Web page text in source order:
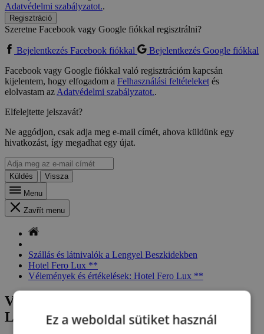
Adatvédelmi szabályzatot..
Regisztráció
Szeretne Facebook vagy Google fiókkal regisztrálni?
Bejelentkezés Facebook fiókkal
Bejelentkezés Google fiókkal
Facebook vagy Google fiókkal való regisztrációm kapcsán
kijelentem, hogy elfogadom a Felhasználási feltételeketés
elolvastam azAdatvédelmi szabályzatot..
Elfelejtette jelszavát?
Ne aggódjon, csak adja meg e-mail címét, ahova küldünk egy
hivatkozást, így megadhat egy újat.
Küldés
Vissza
Menu
Zavřít menu
Szállás és látnivalók a Lengyel Beszkidekben
Hotel Fero Lux **
Vélemények és értékelések: Hotel Fero Lux **
Vélemények és értékelések: Hotel Fero
Lux ** (Lengyel Beszkidek)
Ez a weboldal sütiket használ